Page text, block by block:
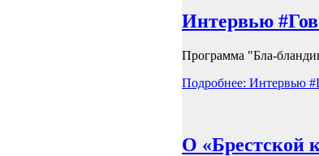
Интервью
Программа "Бла-
Подробнее: Интервью
О «Брестской